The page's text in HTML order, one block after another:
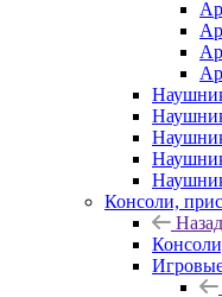
Консоли,
Назад